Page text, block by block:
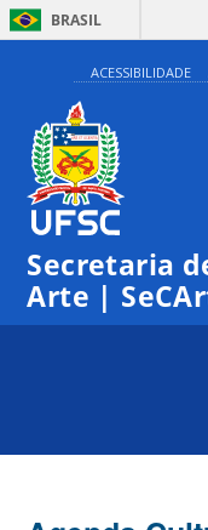
BRASIL
ACESSIBILIDADE
Secretaria
Arte |
0:00
1:00